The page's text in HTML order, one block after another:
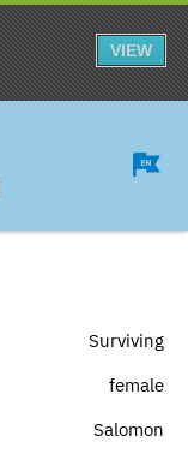
VIEW
Surviving
female
Salomon